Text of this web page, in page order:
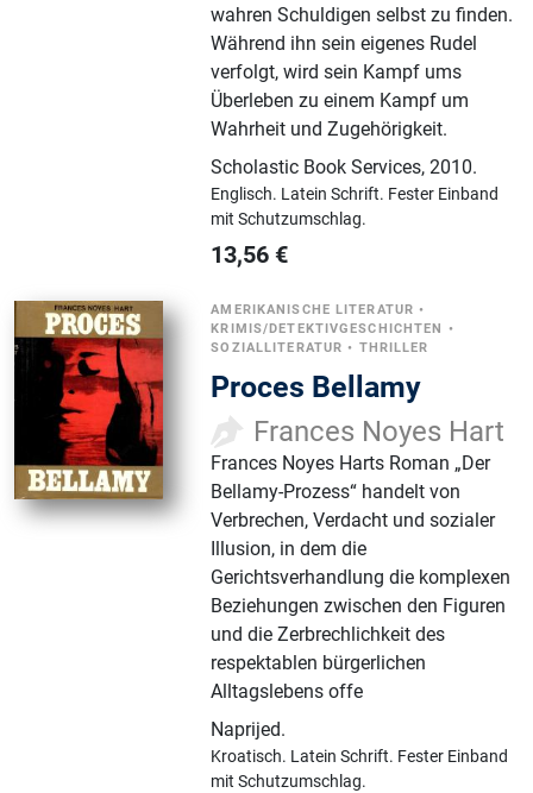
wahren Schuldigen selbst zu finden.
Während ihn sein eigenes Rudel
verfolgt, wird sein Kampf ums
Überleben zu einem Kampf um
Wahrheit und Zugehörigkeit.
Scholastic Book Services,2010.
Englisch. Latein Schrift. Fester Einband
mit Schutzumschlag.
13,56 €
AMERIKANISCHE LITERATUR •
KRIMIS/DETEKTIVGESCHICHTEN •
SOZIALLITERATUR • THRILLER
Proces Bellamy
Frances Noyes Hart
Frances Noyes Harts Roman „Der
Bellamy-Prozess“ handelt von
Verbrechen, Verdacht und sozialer
Illusion, in dem die
Gerichtsverhandlung die komplexen
Beziehungen zwischen den Figuren
und die Zerbrechlichkeit des
respektablen bürgerlichen
Alltagslebens offe
Naprijed.
Kroatisch. Latein Schrift. Fester Einband
mit Schutzumschlag.